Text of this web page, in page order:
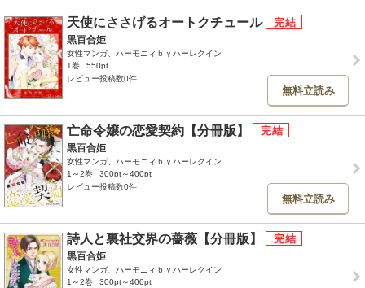
天使にささげるオートクチュール
黒百合姫
女性マンガ、ハーモニィｂｙハーレクイン
1巻
550pt
レビュー投稿数0件
無料立読み
亡命令嬢の恋愛契約【分冊版】
黒百合姫
女性マンガ、ハーモニィｂｙハーレクイン
1～2巻
300pt～400pt
レビュー投稿数0件
無料立読み
詩人と裏社交界の薔薇【分冊版】
黒百合姫
女性マンガ、ハーモニィｂｙハーレクイン
1～2巻
300pt～400pt